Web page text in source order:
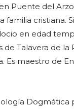
Puente del
familia cristiana.
en edad
de Talavera de la
Es maestro de
Dogmática